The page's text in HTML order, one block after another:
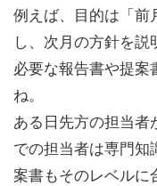
例えば、目的は「前
し、次月の方針を
必要な報告書や提
ね。
ある日先方の担当者
での担当者は専門
案書もそのレベルに